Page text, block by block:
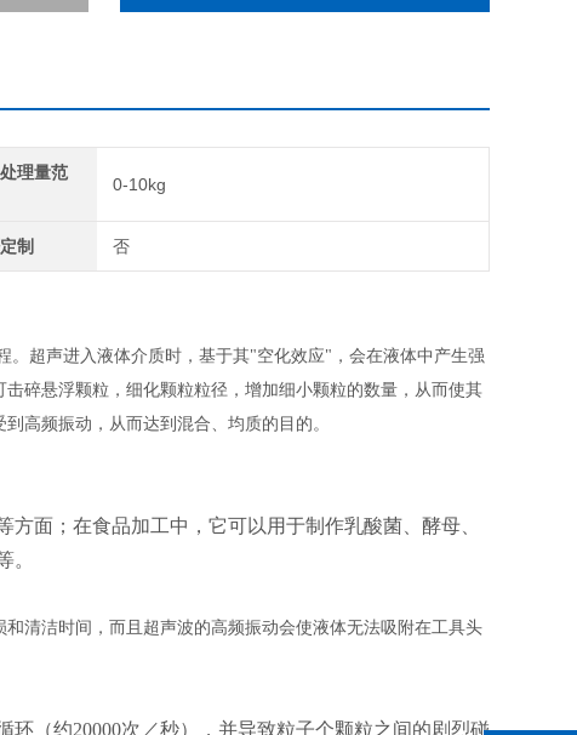
理量范
0-10kg
制 否
超声进入液体介质时，基于其"空化效应"，会在液体中产生强
碎悬浮颗粒，细化颗粒粒径，增加细小颗粒的数量，从而使其
高频振动，从而达到混合、均质的目的。
面；在食品加工中，它可以用于制作乳酸菌、酵母、
。
清洁时间，而且超声波的高频振动会使液体无法吸附在工具头
（约20000次／秒），并导致粒子个颗粒之间的剧烈碰